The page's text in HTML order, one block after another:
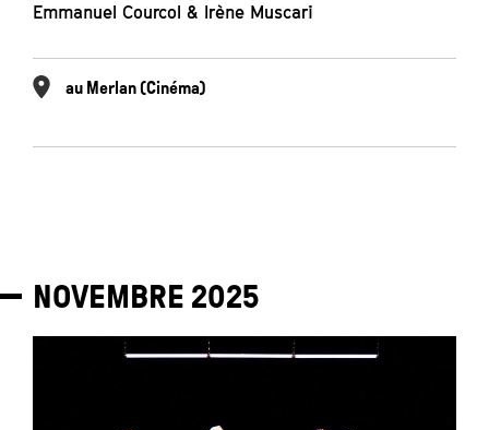
Emmanuel Courcol & Irène Muscari
au Merlan (Cinéma)
NOVEMBRE 2025